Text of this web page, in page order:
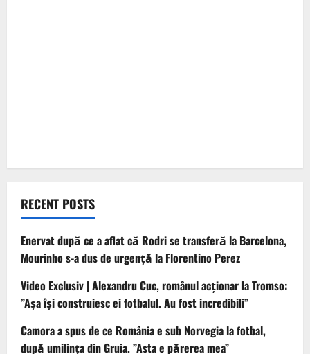
RECENT POSTS
Enervat după ce a aflat că Rodri se transferă la Barcelona,
Mourinho s-a dus de urgență la Florentino Perez
Video Exclusiv | Alexandru Cuc, românul acționar la Tromso:
”Așa își construiesc ei fotbalul. Au fost incredibili”
Camora a spus de ce România e sub Norvegia la fotbal,
după umilința din Gruia. ”Asta e părerea mea”